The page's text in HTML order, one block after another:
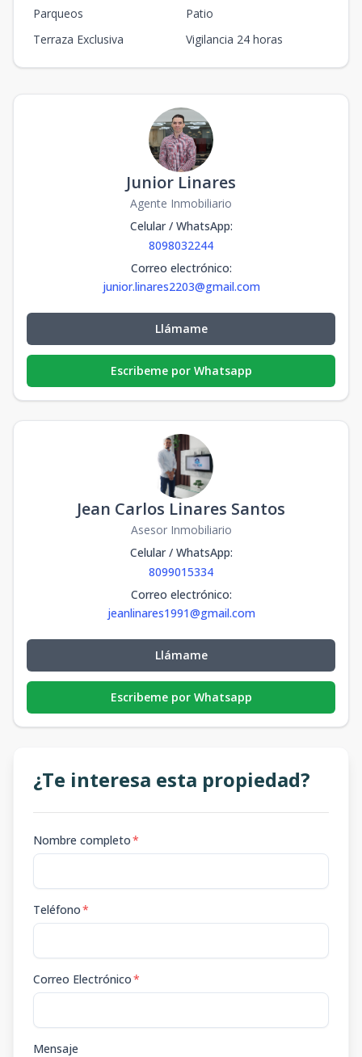
Parqueos
Patio
Terraza Exclusiva
Vigilancia 24 horas
Junior Linares
Agente Inmobiliario
Celular / WhatsApp:
8098032244
Correo electrónico:
junior.linares2203@gmail.com
Llámame
Escribeme por Whatsapp
Jean Carlos Linares Santos
Asesor Inmobiliario
Celular / WhatsApp:
8099015334
Correo electrónico:
jeanlinares1991@gmail.com
Llámame
Escribeme por Whatsapp
¿Te interesa esta propiedad?
Nombre completo*
Teléfono*
Correo Electrónico*
Mensaje